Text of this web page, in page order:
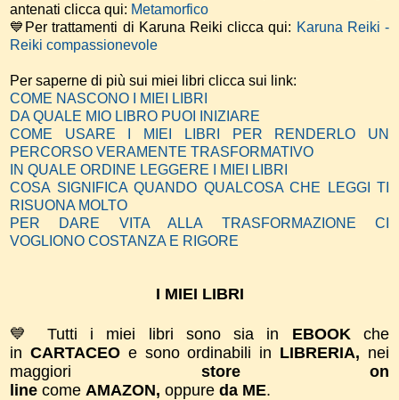
antenati clicca qui: Metamorfico
💙Per trattamenti di Karuna Reiki clicca qui: Karuna Reiki -
Reiki compassionevole
Per saperne di più sui miei libri clicca sui link:
COME NASCONO I MIEI LIBRI
DA QUALE MIO LIBRO PUOI INIZIARE
COME USARE I MIEI LIBRI PER RENDERLO UN
PERCORSO VERAMENTE TRASFORMATIVO
IN QUALE ORDINE LEGGERE I MIEI LIBRI
COSA SIGNIFICA QUANDO QUALCOSA CHE LEGGI TI
RISUONA MOLTO
PER DARE VITA ALLA TRASFORMAZIONE CI
VOGLIONO COSTANZA E RIGORE
I MIEI LIBRI
💙 Tutti i miei libri sono sia in EBOOKche
in CARTACEO e sono ordinabili in LIBRERIA, nei
maggiori store on
line come AMAZON, oppure da ME.